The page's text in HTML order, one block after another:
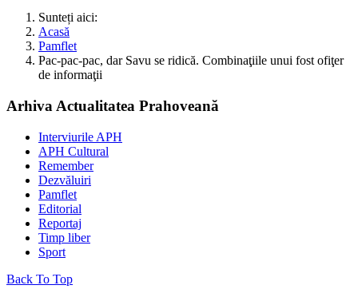
Sunteți aici:
Acasă
Pamflet
Pac-pac-pac, dar Savu se ridică. Combinaţiile unui fost ofiţer
de informaţii
Arhiva Actualitatea Prahoveană
Interviurile APH
APH Cultural
Remember
Dezvăluiri
Pamflet
Editorial
Reportaj
Timp liber
Sport
Back To Top